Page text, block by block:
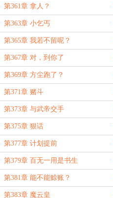
第361章 拿人？
第363章 小乞丐
第365章 我若不留呢？
第367章 对，到你了
第369章 方尘跑了？
第371章 赌斗
第373章 与武帝交手
第375章 狠话
第377章 计划提前
第379章 百无一用是书生
第381章 能不能赊账？
第383章 魔云皇